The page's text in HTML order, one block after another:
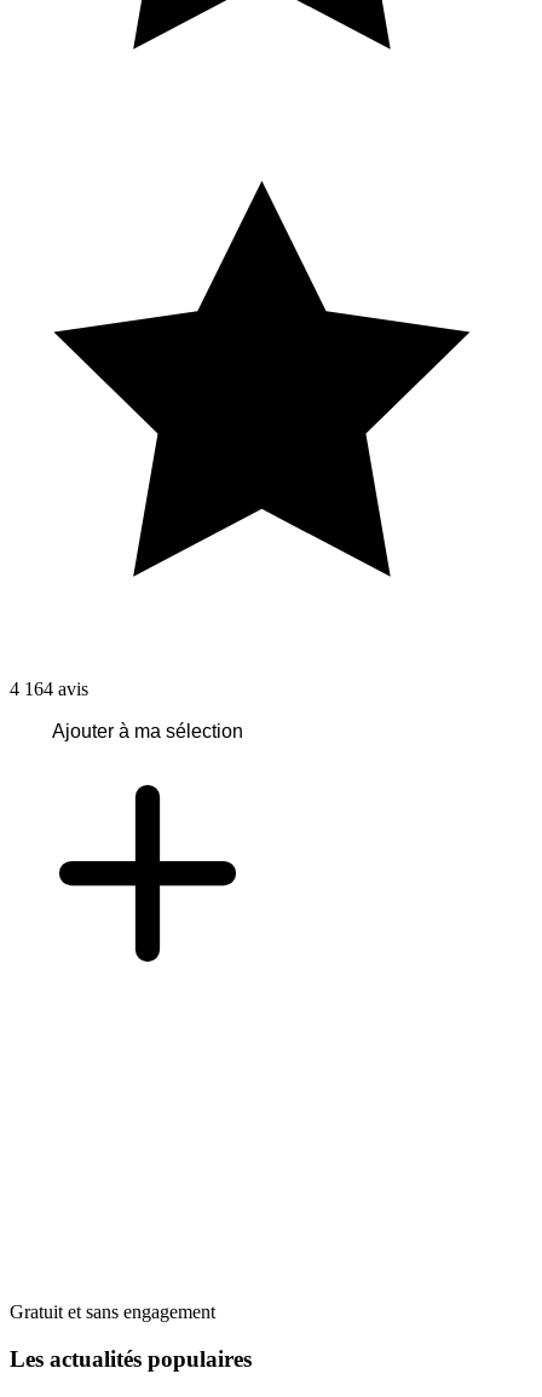
4 164 avis
Ajouter à ma sélection
Gratuit et sans engagement
Les actualités populaires